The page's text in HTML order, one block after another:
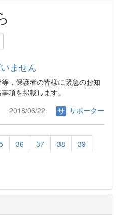
ません
，保護者の皆様に緊急のお知
項を掲載します。
2018/06/22 サポーター
36 37 38
39